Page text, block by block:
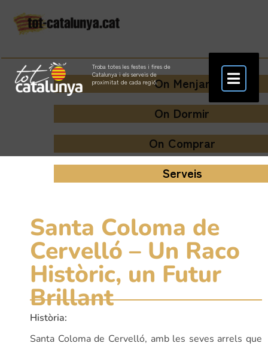
Troba totes les festes i fires de
Catalunya i els serveis de
proximitat de cada regió.On Menjar
On Dormir
On Comprar
Serveis
Santa Coloma de
Cervelló – Un Raco
Històric, un Futur
Brillant
Història:
Santa Coloma de Cervelló, amb les seves arrels que